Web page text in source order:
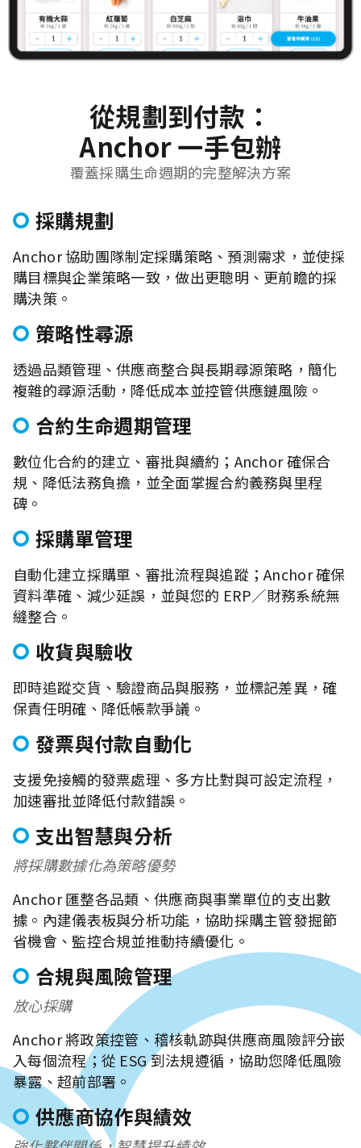
從規劃到付款：
Anchor 一手包辦
覆蓋採購生命週期的完整解決方案
採購規劃
Anchor 協助團隊制定採購策略、預測需求，並使採
購目標與企業策略一致，做出更聰明、更前瞻的採
購決策。
策略性尋源
透過品類管理、供應商整合與長期尋源策略，簡化
複雜的尋源活動，降低成本並控管供應鏈風險。
合約生命週期管理
數位化合約的建立、審批與續約；Anchor 確保合
規、降低法務負擔，並全面掌握合約義務與里程
碑。
採購單管理
自動化建立採購單、審批流程與追蹤；Anchor 確保
資料準確、減少延誤，並與您的 ERP／財務系統無
縫整合。
收貨與驗收
即時追蹤交貨、驗證商品與服務，並標記差異，確
保責任明確、降低帳款爭議。
發票與付款自動化
支援免接觸的發票處理、多方比對與可設定流程，
加速審批並降低付款錯誤。
支出智慧與分析
將採購數據化為策略優勢
Anchor 匯整各品類、供應商與事業單位的支出數
據。內建儀表板與分析功能，協助採購主管發掘節
省機會、監控合規並推動持續優化。
合規與風險管理
放心採購
Anchor 將政策控管、稽核軌跡與供應商風險評分嵌
入每個流程；從 ESG 到法規遵循，協助您降低風險
暴露、超前部署。
供應商協作與績效